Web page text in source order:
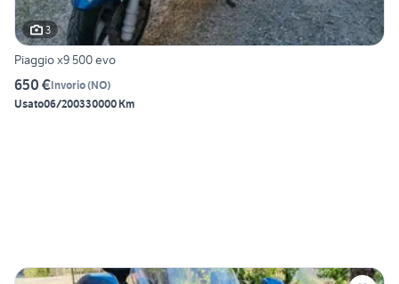
3
Piaggio x9 500 evo
650 €Invorio(NO)
Usato06/200330000 Km